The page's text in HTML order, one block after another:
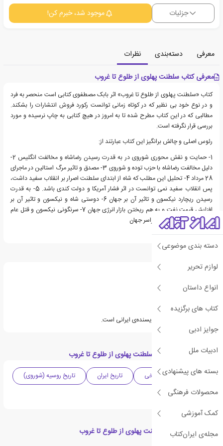
دسته بندی موضوعی
لوازم تحریر
انواع داستان
کتاب های برگزیده
جوایز ادبی
ادبیات ملل
بسته های پیشنهادی
محصولات فرهنگی
کمک آموزشی
مجله‌ی ایران‌کتاب
جزئیات موجود شد، خبرم کن!
معرفی دسته‌بندی
نظرات
معرفی کتاب سلطنت پهلوی از طلوع تا غروب
کتاب «سلطنت پهلوی از طلوع تا غروب» اثر بابک مصطفوی کتابی است منحصر به فرد
و در نوع خود بی نظیر که در کوتاه زمانی توانست رکورد فروش انتشارات را بشکند.
مطالبی که در این کتاب مطرح شده تا به امروز در هیچ کتابی به چاپ نرسیده و مورد
بررسی قرار نگرفته است.
رئوس اصلی و چالش برانگیز این کتاب عبارتند از:
1- حمایت و نقش محوری شوروی در به قدرت رسیدن رضاشاه و مخالفت انگلیس 2-
دلیل مخالفت رضاشاه با حزب توده و شوروی 3- مصدق و تاثیر مرگ استالین در ماجرای
28 مرداد 4- تحلیل این مطلب که شاه از ابتدای سلطنت اصرار بر انقلاب سفید داشت،
پس انقلاب سفید نمی توانست در اثر فشار آمریکا و دولت کندی باشد. 5- به قدرت
رسیدن ریچارد نیکسون و تاثیر آن بر جهان 6- دوستی شاه و نیکسون و تاثیر آن بر
افزایش قیمت نفت و به هم ریختن بازار انرژی جهان 7- سرنگونی نیکسون و قتل عام
دوستان و حامیان او در سراسر جهان
دسته بندی های کتاب سلطنت پهلوی از طلوع تا غروب
سیاسی تاریخی تاریخ ایران
تاریخ روسیه (شوروی)
پژوهشی
کتاب های مرتبط با سلطنت پهلوی از طلوع تا غروب